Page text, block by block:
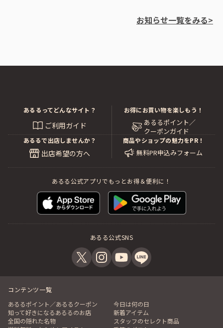
お知らせ一覧をみる>
あるるってどんなサイト？
ご利用ガイド
お得にお買い物を楽しもう！
あるるポイント／
クーポンガイド
あるるで出店しませんか？
出店希望の方へ
商品やショップの魅力をPR！
無料PR申込みフォーム
あるる公式アプリでもっとお得＆便利に！
あるる公式SNS
コンテンツ一覧
あるるポイント／あるるクーポン
今日は何の日
知って好きになるあるるのお店
新着アイテム
全国の隠れた名物
スタッフのセレクト商品